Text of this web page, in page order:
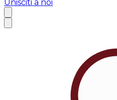
Unisciti a noi